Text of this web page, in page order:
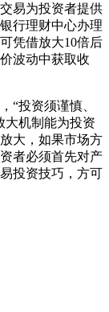
易为投资者提供
行理财中心办理
凭借放大10倍后
波动中获取收
“投资须谨慎、
大机制能为投资
大，如果市场方
者必须首先对产
投资技巧，方可